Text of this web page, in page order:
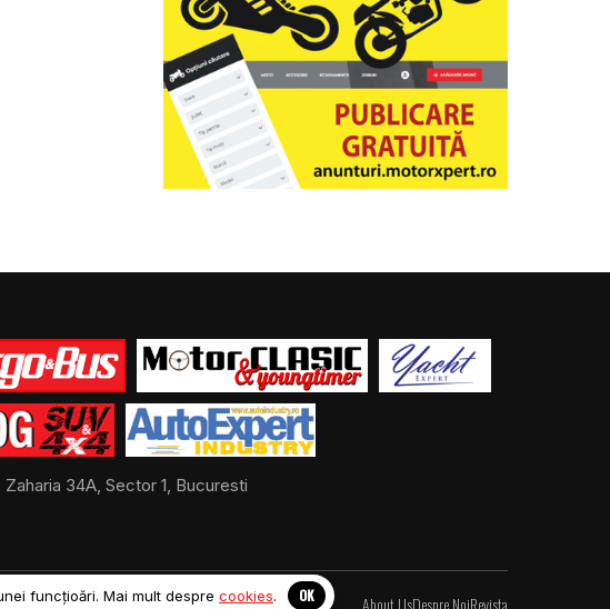
34A, Sector 1, Bucuresti
About UsDespre NoiRevista
funcțioări. Mai mult despre cookies. OK